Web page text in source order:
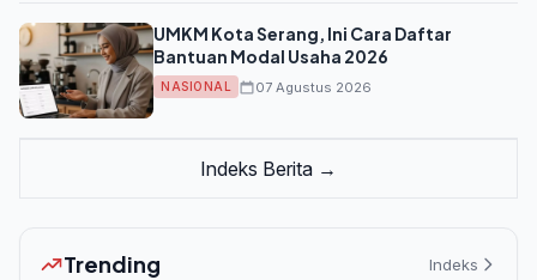
UMKM Kota Serang, Ini Cara Daftar
Bantuan Modal Usaha 2026
NASIONAL 07 Agustus 2026
Indeks Berita →
Trending Indeks